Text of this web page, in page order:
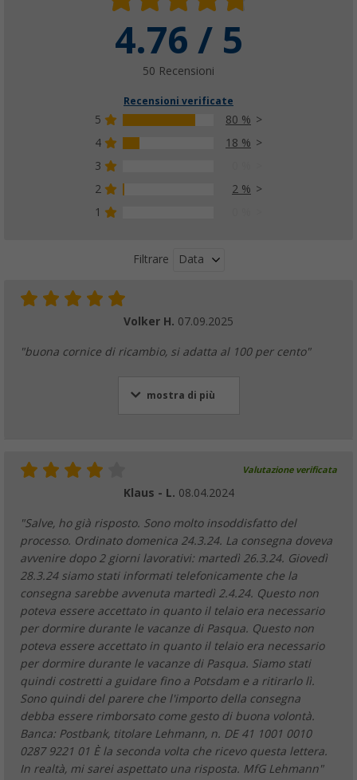
4.76 / 5
50 Recensioni
Recensioni verificate
5
80 %
4
18 %
3
2
2 %
1
Filtrare Data
Volker H. 07.09.2025
"buona cornice di ricambio, si adatta al 100 per cento"
mostra di più
Valutazione verificata
Klaus - L. 08.04.2024
"Salve, ho già risposto. Sono molto insoddisfatto del
processo. Ordinato domenica 24.3.24. La consegna doveva
avvenire dopo 2 giorni lavorativi: martedì 26.3.24. Giovedì
28.3.24 siamo stati informati telefonicamente che la
consegna sarebbe avvenuta martedì 2.4.24. Questo non
poteva essere accettato in quanto il telaio era necessario
per dormire durante le vacanze di Pasqua. Questo non
poteva essere accettato in quanto il telaio era necessario
per dormire durante le vacanze di Pasqua. Siamo stati
quindi costretti a guidare fino a Potsdam e a ritirarlo lì.
Sono quindi del parere che l'importo della consegna
debba essere rimborsato come gesto di buona volontà.
Banca: Postbank, titolare Lehmann, n. DE 41 1001 0010
0287 9221 01 È la seconda volta che ricevo questa lettera.
In realtà, mi sarei aspettato una risposta. MfG Lehmann"